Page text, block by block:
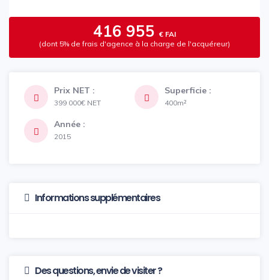
416 955 € FAI
(dont 5% de frais d'agence à la charge de l'acquéreur)
Prix NET :
399 000€ NET
Superficie :
400m²
Année :
2015
Informations supplémentaires
Des questions, envie de visiter ?